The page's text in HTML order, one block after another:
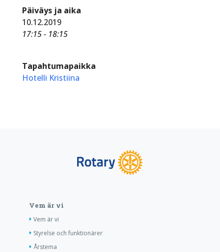
Päiväys ja aika
10.12.2019
17:15 - 18:15
Tapahtumapaikka
Hotelli Kristiina
Vem är vi
Vem är vi
Styrelse och funktionärer
Årstema